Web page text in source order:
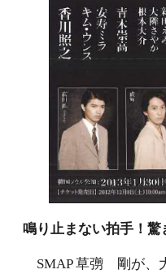
鳴り止まない拍手！驚
SMAP 草彅 剛が、